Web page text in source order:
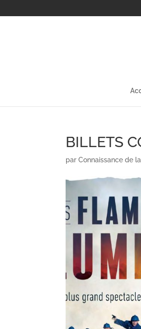
BILLETS
parConnaissance de